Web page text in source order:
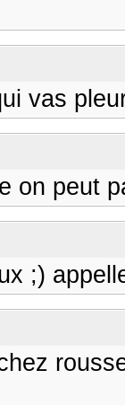
vas
on peut
;)